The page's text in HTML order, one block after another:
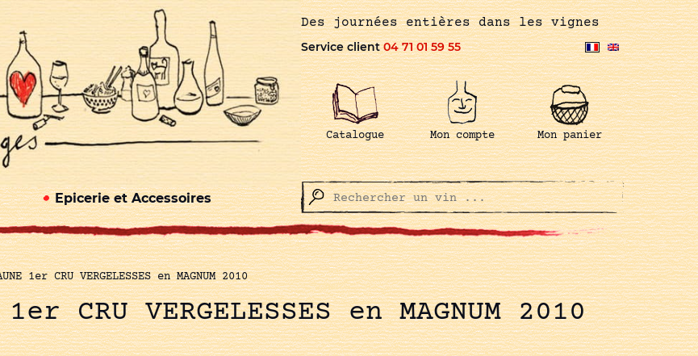
Des journées entières dans les vignes
Service client04 71 01 59 55
Catalogue Mon compte Mon panier
Epicerie et Accessoires
1er CRU VERGELESSES en MAGNUM 2010
CRU VERGELESSES en MAGNUM 2010